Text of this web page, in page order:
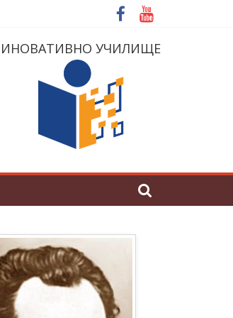
ИНОВАТИВНО УЧИЛИЩЕ